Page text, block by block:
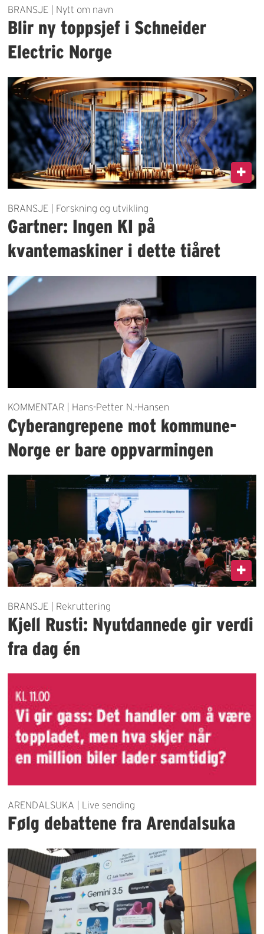
BRANSJE | Nytt om navn
Blir ny toppsjef i Schneider
Electric Norge
BRANSJE | Forskning og utvikling
Gartner: Ingen KI på
kvantemaskiner i dette tiåret
KOMMENTAR | Hans-Petter N.-Hansen
Cyberangrepene mot kommune-
Norge er bare oppvarmingen
BRANSJE | Rekruttering
Kjell Rusti: Nyutdannede gir verdi
fra dag én
ARENDALSUKA | Live sending
Følg debattene fra Arendalsuka